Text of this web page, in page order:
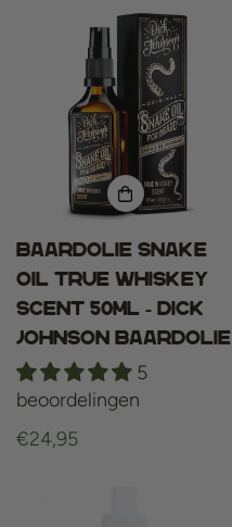
Baardolie Snake
Oil True Whiskey
Scent 50ml - Dick
Johnson baardolie
5
beoordelingen
Normale
€24,95